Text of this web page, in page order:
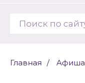
Главная Афиша